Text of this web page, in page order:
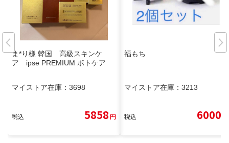
ま*り様 韓国 高級スキンケ
ア ipse PREMIUM ボトケア
マイストア在庫： 3698
税込 5858円
福もち
マイストア在庫： 3213
税込 6000